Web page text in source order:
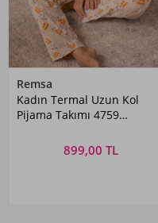
Remsa
Kadın Termal Uzun Kol
Pijama Takımı 4759
899,00 TL